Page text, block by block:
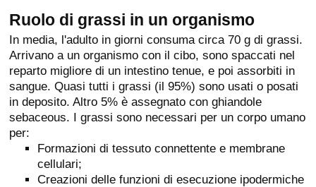
Ruolo di grassi in un organismo
In media, l'adulto in giorni consuma circa 70 g di grassi.
Arrivano a un organismo con il cibo, sono spaccati nel
reparto migliore di un intestino tenue, e poi assorbiti in
sangue. Quasi tutti i grassi (il 95%) sono usati o posati
in deposito. Altro 5% è assegnato con ghiandole
sebaceous. I grassi sono necessari per un corpo umano
per:
Formazioni di tessuto connettente e membrane
cellulari;
Creazioni delle funzioni di esecuzione ipodermiche